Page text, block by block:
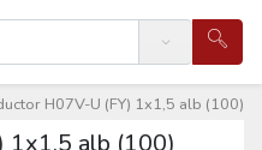
Search
H07V-U (FY) 1x1,5 alb (100)
1x1,5 alb (100)